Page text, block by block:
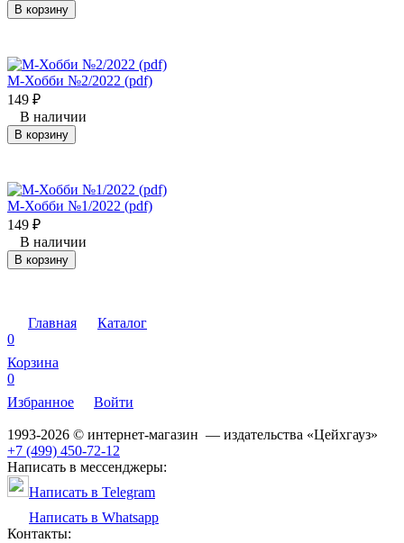
В корзину
М-Хобби №2/2022 (pdf)
149 ₽
В наличии
В корзину
М-Хобби №1/2022 (pdf)
149 ₽
В наличии
В корзину
Главная
Каталог
0
Корзина
0
Избранное
Войти
1993-2026 © интернет-магазин — издательства «Цейхгауз»
+7 (499) 450-72-12
Написать в мессенджеры:
Написать в Telegram
Написать в Whatsapp
Контакты: